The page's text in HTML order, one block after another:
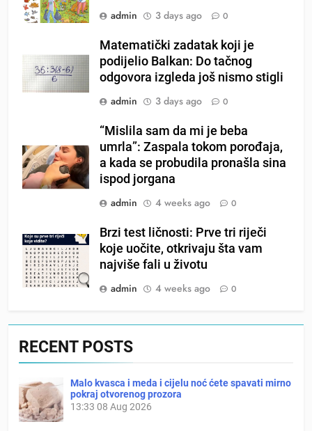
admin
3 days ago 0
Matematički zadatak koji je
podijelio Balkan: Do tačnog
odgovora izgleda još nismo stigli
admin
3 days ago 0
“Mislila sam da mi je beba
umrla”: Zaspala tokom porođaja,
a kada se probudila pronašla sina
ispod jorgana
admin
4 weeks ago 0
Brzi test ličnosti: Prve tri riječi
koje uočite, otkrivaju šta vam
najviše fali u životu
admin
4 weeks ago 0
RECENT POSTS
Malo kvasca i meda i cijelu noć ćete spavati mirno
pokraj otvorenog prozora
13:33 08 Aug 2026